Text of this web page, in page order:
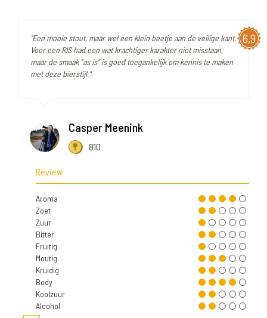
6,9
"Een mooie stout, maar wel een klein beetje aan de veilige kant.
Voor een RIS had een wat krachtiger karakter niet misstaan,
maar de smaak “as is” is goed toegankelijk om kennis te maken
met deze bierstijl."
Casper Meenink
810
Review
Aroma
Zoet
Zuur
Bitter
Fruitig
Moutig
Kruidig
Body
Koolzuur
Alcohol